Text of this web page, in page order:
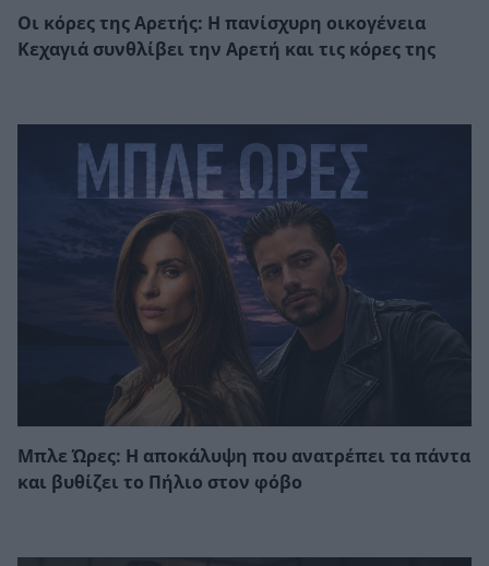
Οι κόρες της Αρετής: Η πανίσχυρη οικογένεια
Κεχαγιά συνθλίβει την Αρετή και τις κόρες της
Μπλε Ώρες: Η αποκάλυψη που ανατρέπει τα πάντα
και βυθίζει το Πήλιο στον φόβο